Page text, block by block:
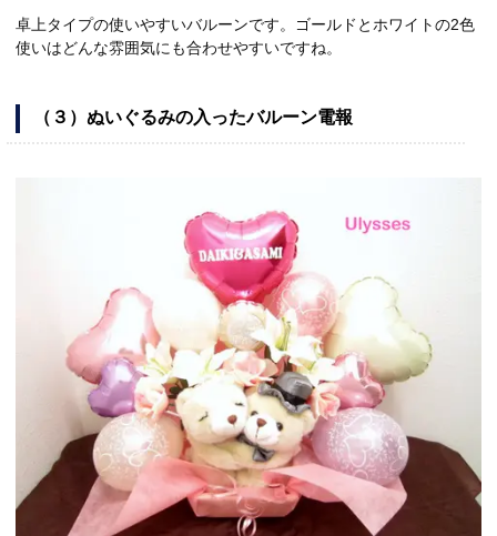
卓上タイプの使いやすいバルーンです。ゴールドとホワイトの2色
使いはどんな雰囲気にも合わせやすいですね。
（３）ぬいぐるみの入ったバルーン電報